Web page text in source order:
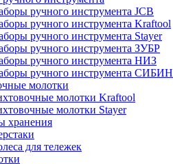
ручного инструмента JCB
ручного инструмента Kraftool
ручного инструмента Stayer
ручного инструмента ЗУБР
ручного инструмента НИЗ
ручного инструмента СИБИН
молотки
молотки Kraftool
молотки Stayer
хранения
для тележек